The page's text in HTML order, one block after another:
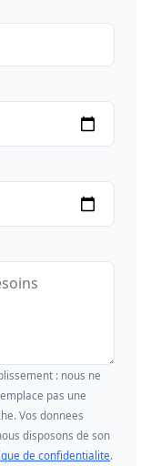
: nous ne
pas une
Vos donnees
disposons de son
de confidentialite.